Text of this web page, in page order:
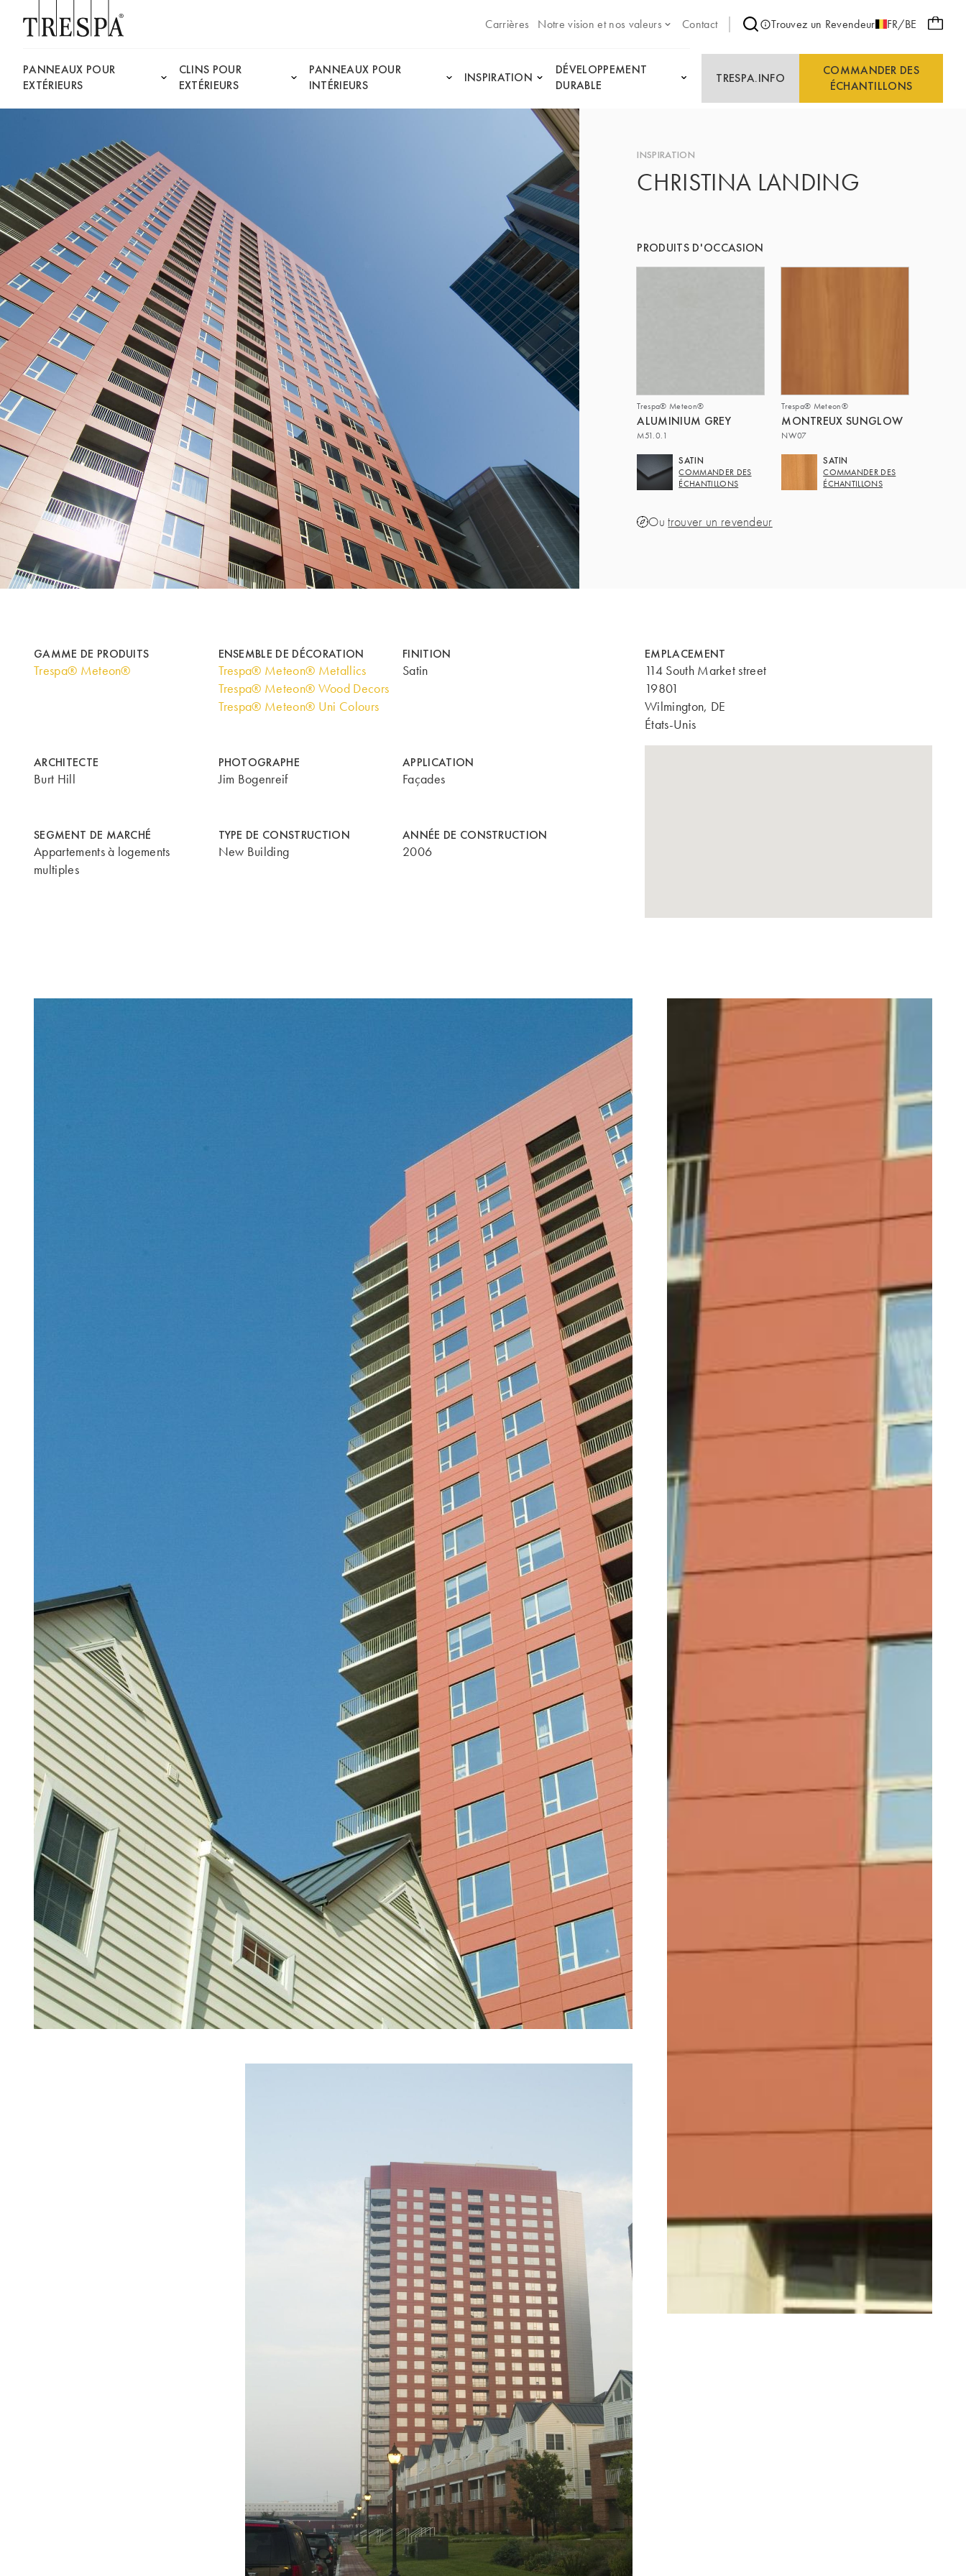
Carrières
Notre vision et nos valeurs Contact Trouvez un Revendeur FR/BE
PANNEAUX POUR
EXTÉRIEURS
CLINS POUR
EXTÉRIEURS
PANNEAUX POUR
INTÉRIEURS
INSPIRATION
DÉVELOPPEMENT
DURABLE
TRESPA.INFO
COMMANDER DES
ÉCHANTILLONS
INSPIRATION
CHRISTINA LANDING
PRODUITS D'OCCASION
Trespa® Meteon®
ALUMINIUM GREY
M51.0.1
SATIN
COMMANDER DES
ÉCHANTILLONS
Trespa® Meteon®
MONTREUX SUNGLOW
NW07
SATIN
COMMANDER DES
ÉCHANTILLONS
Outrouver un revendeur
GAMME DE PRODUITS
Trespa® Meteon®
ENSEMBLE DE DÉCORATION
Trespa® Meteon® Metallics
Trespa® Meteon® Wood Decors
Trespa® Meteon® Uni Colours
FINITION
Satin
ARCHITECTE
Burt Hill
PHOTOGRAPHE
Jim Bogenreif
APPLICATION
Façades
SEGMENT DE MARCHÉ
Appartements à logements
multiples
TYPE DE CONSTRUCTION
New Building
ANNÉE DE CONSTRUCTION
2006
EMPLACEMENT
114 South Market street
19801
Wilmington, DE
États-Unis